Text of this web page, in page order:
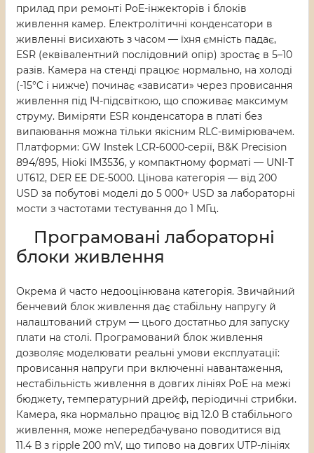
прилад при ремонті PoE-інжекторів і блоків
живлення камер. Електролітичні конденсатори в
живленні висихають з часом — їхня ємність падає,
ESR (еквівалентний послідовний опір) зростає в 5–10
разів. Камера на стенді працює нормально, на холоді
(-15°C і нижче) починає «зависати» через провисання
живлення під ІЧ-підсвіткою, що споживає максимум
струму. Виміряти ESR конденсатора в платі без
випаювання можна тільки якісним RLC-вимірювачем.
Платформи: GW Instek LCR-6000-серії, B&K Precision
894/895, Hioki IM3536, у компактному форматі — UNI-T
UT612, DER EE DE-5000. Цінова категорія — від 200
USD за побутові моделі до 5 000+ USD за лабораторні
мости з частотами тестування до 1 МГц.
Програмовані лабораторні
блоки живлення
Окрема й часто недооцінювана категорія. Звичайний
бенчевий блок живлення дає стабільну напругу й
налаштований струм — цього достатньо для запуску
плати на столі. Програмований блок живлення
дозволяє моделювати реальні умови експлуатації:
провисання напруги при включенні навантаження,
нестабільність живлення в довгих лініях PoE на межі
бюджету, температурний дрейф, періодичні стрибки.
Камера, яка нормально працює від 12.0 В стабільного
живлення, може непередбачувано поводитися від
11.4 В з ripple 200 mV, що типово на довгих UTP-лініях